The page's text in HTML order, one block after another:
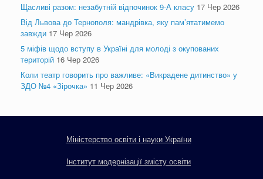
Щасливі разом: незабутній відпочинок 9-А класу 17 Чер 2026
Від Львова до Тернополя: мандрівка, яку пам’ятатимемо
завжди 17 Чер 2026
5 міфів щодо вступу в Україні для молоді з окупованих
територій 16 Чер 2026
Коли театр говорить про важливе: «Викрадене дитинство» у
ЗДО №4 «Зірочка» 11 Чер 2026
Міністерство освіти і науки України
Інститут модернізації змісту освіти